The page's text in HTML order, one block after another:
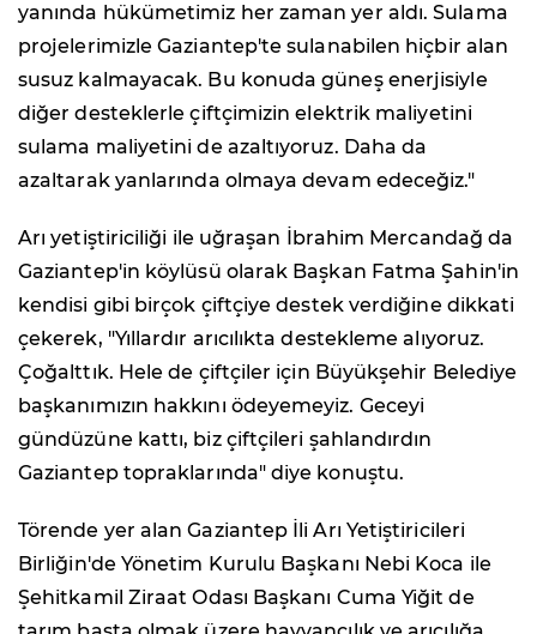
yanında hükümetimiz her zaman yer aldı. Sulama
projelerimizle Gaziantep'te sulanabilen hiçbir alan
susuz kalmayacak. Bu konuda güneş enerjisiyle
diğer desteklerle çiftçimizin elektrik maliyetini
sulama maliyetini de azaltıyoruz. Daha da
azaltarak yanlarında olmaya devam edeceğiz."
Arı yetiştiriciliği ile uğraşan İbrahim Mercandağ da
Gaziantep'in köylüsü olarak Başkan Fatma Şahin'in
kendisi gibi birçok çiftçiye destek verdiğine dikkati
çekerek, "Yıllardır arıcılıkta destekleme alıyoruz.
Çoğalttık. Hele de çiftçiler için Büyükşehir Belediye
başkanımızın hakkını ödeyemeyiz. Geceyi
gündüzüne kattı, biz çiftçileri şahlandırdın
Gaziantep topraklarında" diye konuştu.
Törende yer alan Gaziantep İli Arı Yetiştiricileri
Birliğin'de Yönetim Kurulu Başkanı Nebi Koca ile
Şehitkamil Ziraat Odası Başkanı Cuma Yiğit de